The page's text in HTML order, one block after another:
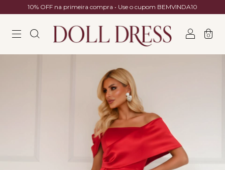
10% OFF na primeira compra • Use o cupom BEMVINDA10
0